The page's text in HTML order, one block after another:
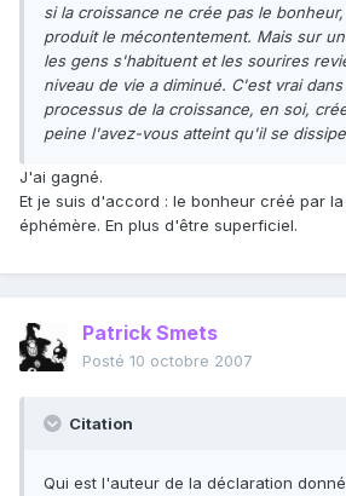
si la croissance ne crée pas le
produit le mécontentement. Mais sur
les gens s'habituent et les sourires
niveau de vie a diminué. C'est vrai
processus de la croissance, en soi,
peine l'avez-vous atteint qu'il se
J'ai gagné.
Et je suis d'accord : le bonheur créé par
éphémère. En plus d'être superficiel.
Patrick Smets
Posté 10 octobre 2007
Citation
Qui est l'auteur de la déclaration